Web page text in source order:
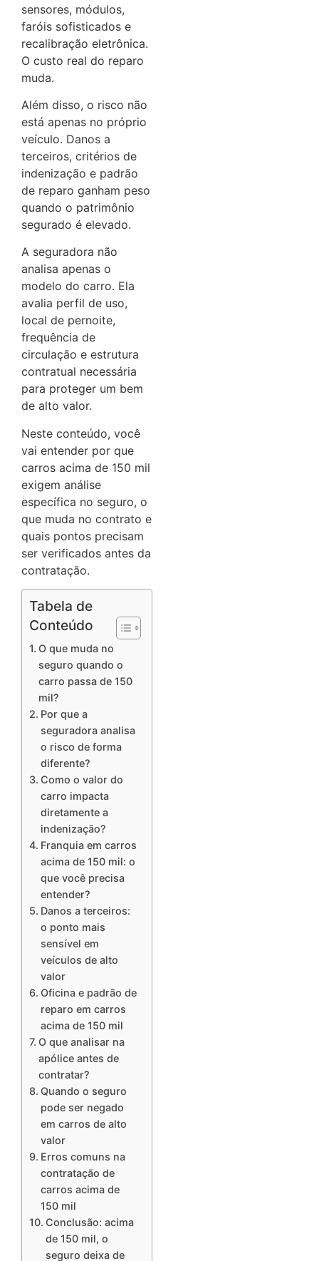
sensores, módulos,
faróis sofisticados e
recalibração eletrônica.
O custo real do reparo
muda.
Além disso, o risco não
está apenas no próprio
veículo. Danos a
terceiros, critérios de
indenização e padrão
de reparo ganham peso
quando o patrimônio
segurado é elevado.
A seguradora não
analisa apenas o
modelo do carro. Ela
avalia perfil de uso,
local de pernoite,
frequência de
circulação e estrutura
contratual necessária
para proteger um bem
de alto valor.
Neste conteúdo, você
vai entender por que
carros acima de 150 mil
exigem análise
específica no seguro, o
que muda no contrato e
quais pontos precisam
ser verificados antes da
contratação.
Tabela de
Conteúdo
O que muda no
seguro quando o
carro passa de 150
mil?
Por que a
seguradora analisa
o risco de forma
diferente?
Como o valor do
carro impacta
diretamente a
indenização?
Franquia em carros
acima de 150 mil: o
que você precisa
entender?
Danos a terceiros:
o ponto mais
sensível em
veículos de alto
valor
Oficina e padrão de
reparo em carros
acima de 150 mil
O que analisar na
apólice antes de
contratar?
Quando o seguro
pode ser negado
em carros de alto
valor
Erros comuns na
contratação de
carros acima de
150 mil
Conclusão: acima
de 150 mil, o
seguro deixa de